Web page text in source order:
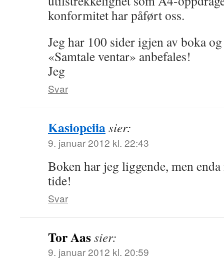
konformitet har påført oss.
Jeg har 100 sider igjen av boka
«Samtale ventar» anbefales!
Jeg
Svar
Kasiopeiiasier:
9. januar 2012 kl. 22:43
Boken har jeg liggende, men
tide!
Svar
Tor Aassier:
9. januar 2012 kl. 20:59